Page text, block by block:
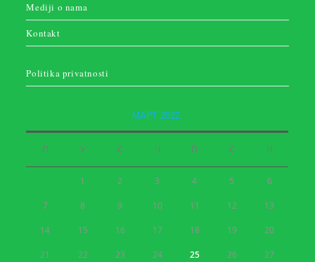
Mediji o nama
Kontakt
Politika privatnosti
МАРТ 2022.
П У С Ч П С Н
1 2 3 4 5 6
7 8 9 10 11 12 13
14 15 16 17 18 19 20
21 22 23 24 25 26 27